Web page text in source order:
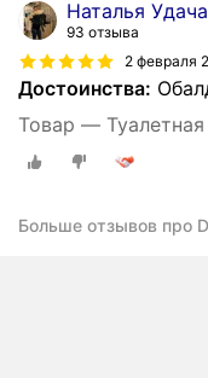
Наталья Удача
93 отзыва
2 февраля
Достоинства:
Товар —
Больше отзывов про